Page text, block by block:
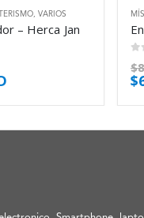
VARIOS
– Herca Jan
$
$